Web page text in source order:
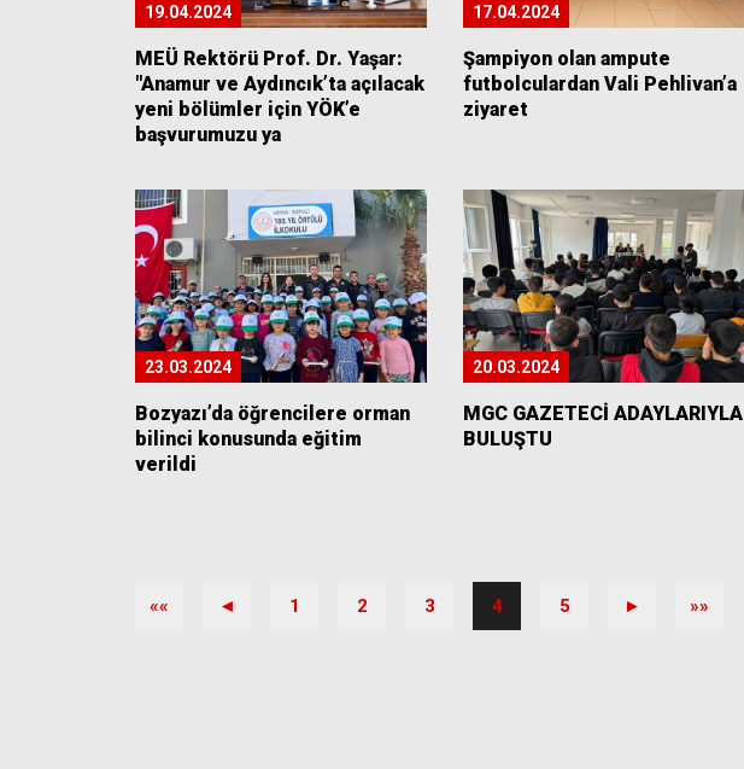
19.04.2024
MEÜ Rektörü Prof. Dr. Yaşar:
"Anamur ve Aydıncık’ta açılacak
yeni bölümler için YÖK’e
başvurumuzu ya
17.04.2024
Şampiyon olan ampute
futbolculardan Vali Pehlivan’a
ziyaret
23.03.2024
Bozyazı’da öğrencilere orman
bilinci konusunda eğitim
verildi
20.03.2024
MGC GAZETECİ ADAYLARIYLA
BULUŞTU
«« ◄ 1 2 3 4 5 ► »»